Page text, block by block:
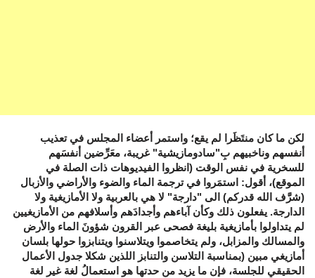
لكن ما كان منتَظَرا لم يقع؛ واستمر أعضاء المجلس في تعذيب
أنفسهم وناخبيهم بِ"سادومازيشية" غريبة، معَرِّضين أنفسَهم
للسخرية في نفس الوقت (انظروا الفيديوهات ذات الصلة في
الموقع)، أقول: استمَروا في ترجمة الماء والضوء والأراضي والأزبال
(شرَّف الله قدركم) الى "دارجة" لا هي بالعربية ولا الأمازيغية ولا
الدارجة. يفعلون ذلك وكأن آباءهم وأجدادَهم وأسلافهم من الأمازيغيين
لم يتداولوا بأمازيغية بليغة فصحى عبر القرون شؤونَ الماء والأرض
والمسالك والمزابل، ولم يتخاصموا ويتلاسنوا ويتنابزوا حولها بلسان
أمازيغي مبين (بمناسبة التلاسن والتنابز اللذين شكلا جدول الأعمال
الحقيقي للجلسة، فإن ما يزيد من حدتها هو استعمالُ لغة غير لغة